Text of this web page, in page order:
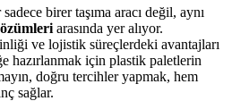
birer taşıma aracı değil, aynı
arasında yer alıyor.
ve lojistik süreçlerdeki avantajları
hazırlanmak için plastik paletlerin
doğru tercihler yapmak, hem
sağlar.